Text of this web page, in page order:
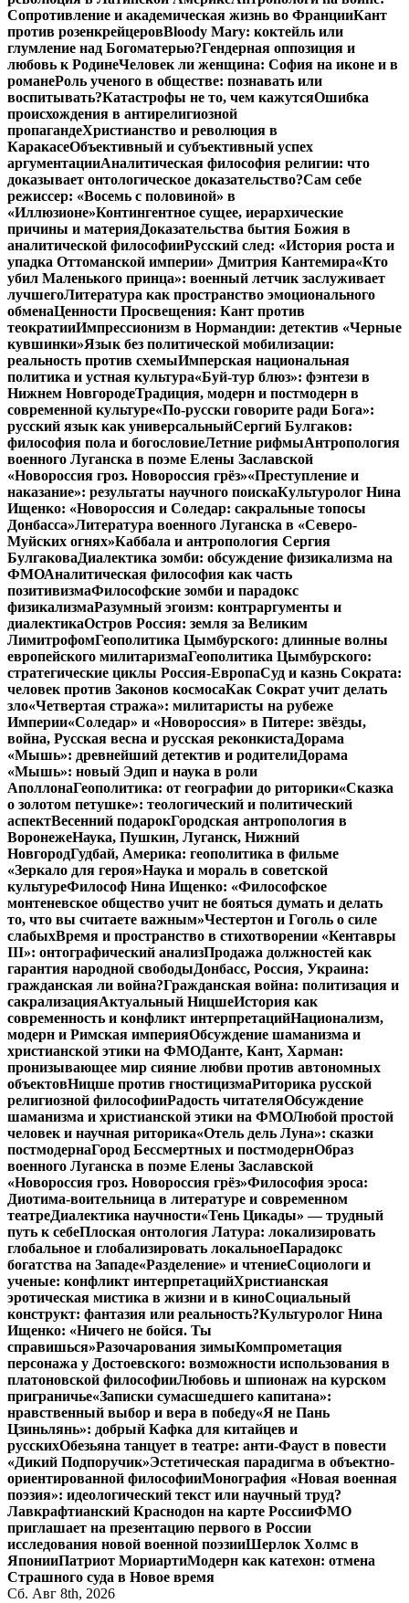
Сопротивление и академическая жизнь во ФранцииКант
против розенкрейцеровBloody Mary: коктейль или
глумление над Богоматерью?Гендерная оппозиция и
любовь к РодинеЧеловек ли женщина: София на иконе и в
романеРоль ученого в обществе: познавать или
воспитывать?Катастрофы не то, чем кажутсяОшибка
происхождения в антирелигиозной
пропагандеХристианство и революция в
КаракасеОбъективный и субъективный успех
аргументацииАналитическая философия религии: что
доказывает онтологическое доказательство?Сам себе
режиссер: «Восемь с половиной» в
«Иллюзионе»Контингентное сущее, иерархические
причины и материяДоказательства бытия Божия в
аналитической философииРусский след: «История роста и
упадка Оттоманской империи» Дмитрия Кантемира«Кто
убил Маленького принца»: военный летчик заслуживает
лучшегоЛитература как пространство эмоционального
обменаЦенности Просвещения: Кант против
теократииИмпрессионизм в Нормандии: детектив «Черные
кувшинки»Язык без политической мобилизации:
реальность против схемыИмперская национальная
политика и устная культура«Буй-тур блюз»: фэнтези в
Нижнем НовгородеТрадиция, модерн и постмодерн в
современной культуре«По-русски говорите ради Бога»:
русский язык как универсальныйСергий Булгаков:
философия пола и богословиеЛетние рифмыАнтропология
военного Луганска в поэме Елены Заславской
«Новороссия гроз. Новороссия грёз»«Преступление и
наказание»: результаты научного поискаКультуролог Нина
Ищенко: «Новороссия и Соледар: сакральные топосы
Донбасса»Литература военного Луганска в «Северо-
Муйских огнях»Каббала и антропология Сергия
БулгаковаДиалектика зомби: обсуждение физикализма на
ФМОАналитическая философия как часть
позитивизмаФилософские зомби и парадокс
физикализмаРазумный эгоизм: контраргументы и
диалектикаОстров Россия: земля за Великим
ЛимитрофомГеополитика Цымбурского: длинные волны
европейского милитаризмаГеополитика Цымбурского:
стратегические циклы Россия-ЕвропаСуд и казнь Сократа:
человек против Законов космосаКак Сократ учит делать
зло«Четвертая стража»: милитаристы на рубеже
Империи«Соледар» и «Новороссия» в Питере: звёзды,
война, Русская весна и русская реконкистаДорама
«Мышь»: древнейший детектив и родителиДорама
«Мышь»: новый Эдип и наука в роли
АполлонаГеополитика: от географии до риторики«Сказка
о золотом петушке»: теологический и политический
аспектВесенний подарокГородская антропология в
ВоронежеНаука, Пушкин, Луганск, Нижний
НовгородГудбай, Америка: геополитика в фильме
«Зеркало для героя»Наука и мораль в советской
культуреФилософ Нина Ищенко: «Философское
монтеневское общество учит не бояться думать и делать
то, что вы считаете важным»Честертон и Гоголь о силе
слабыхВремя и пространство в стихотворении «Кентавры
III»: онтографический анализПродажа должностей как
гарантия народной свободыДонбасс, Россия, Украина:
гражданская ли война?Гражданская война: политизация и
сакрализацияАктуальный НицшеИстория как
современность и конфликт интерпретацийНационализм,
модерн и Римская империяОбсуждение шаманизма и
христианской этики на ФМОДанте, Кант, Харман:
пронизывающее мир сияние любви против автономных
объектовНицше против гностицизмаРиторика русской
религиозной философииРадость читателяОбсуждение
шаманизма и христианской этики на ФМОЛюбой простой
человек и научная риторика«Отель дель Луна»: сказки
постмодернаГород Бессмертных и постмодернОбраз
военного Луганска в поэме Елены Заславской
«Новороссия гроз. Новороссия грёз»Философия эроса:
Диотима-воительница в литературе и современном
театреДиалектика научности«Тень Цикады» — трудный
путь к себеПлоская онтология Латура: локализировать
глобальное и глобализировать локальноеПарадокс
богатства на Западе«Разделение» и чтениеСоциологи и
ученые: конфликт интерпретацийХристианская
эротическая мистика в жизни и в киноСоциальный
конструкт: фантазия или реальность?Культуролог Нина
Ищенко: «Ничего не бойся. Ты
справишься»Разочарования зимыКомпрометация
персонажа у Достоевского: возможности использования в
платоновской философииЛюбовь и шпионаж на курском
приграничье«Записки сумасшедшего капитана»:
нравственный выбор и вера в победу«Я не Пань
Цзиньлянь»: добрый Кафка для китайцев и
русскихОбезьяна танцует в театре: анти-Фауст в повести
«Дикий Подпоручик»Эстетическая парадигма в объектно-
ориентированной философииМонография «Новая военная
поэзия»: идеологический текст или научный труд?
Лавкрафтианский Краснодон на карте РоссииФМО
приглашает на презентацию первого в России
исследования новой военной поэзииШерлок Холмс в
ЯпонииПатриот МориартиМодерн как катехон: отмена
Страшного суда в Новое время
Сб. Авг 8th, 2026